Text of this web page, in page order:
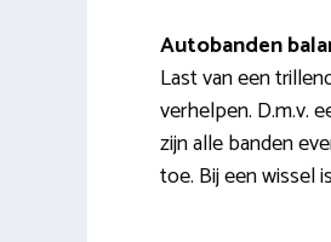
Autobanden
Last van een
verhelpen. D.m.v.
zijn alle banden
toe. Bij een wissel